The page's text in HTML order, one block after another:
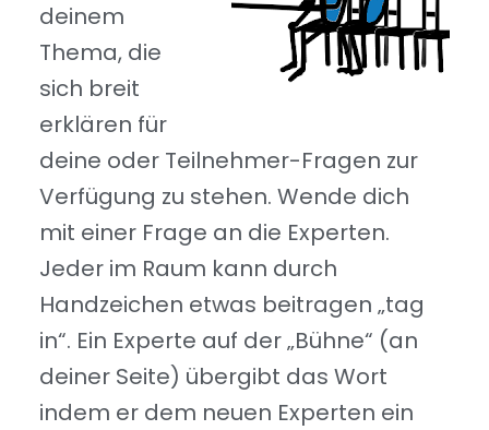
deinem
Thema, die
sich breit
erklären für
deine oder Teilnehmer-Fragen zur
Verfügung zu stehen. Wende dich
mit einer Frage an die Experten.
Jeder im Raum kann durch
Handzeichen etwas beitragen „tag
in“. Ein Experte auf der „Bühne“ (an
deiner Seite) übergibt das Wort
indem er dem neuen Experten ein